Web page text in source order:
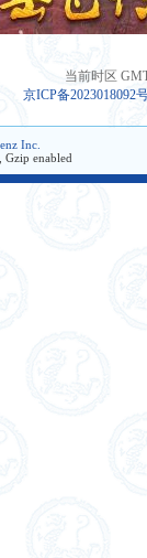
当前时区
京ICP备2023018092
Inc.
Gzip enabled